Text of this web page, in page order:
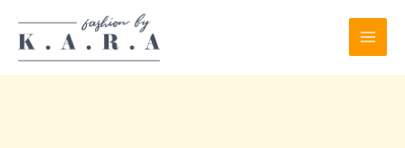
content